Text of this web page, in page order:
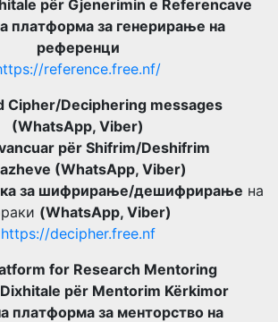
për Gjenerimin e Referencave
платформа за генерирање на
референци
reference.free.nf/
Cipher/Deciphering messages
(WhatsApp, Viber)
për Shifrim/Deshifrim
(WhatsApp, Viber)
за шифрирање/дешифрирање на
(WhatsApp, Viber)
https://decipher.free.nf
for Research Mentoring
për Mentorim Kërkimor
платформа за менторство на